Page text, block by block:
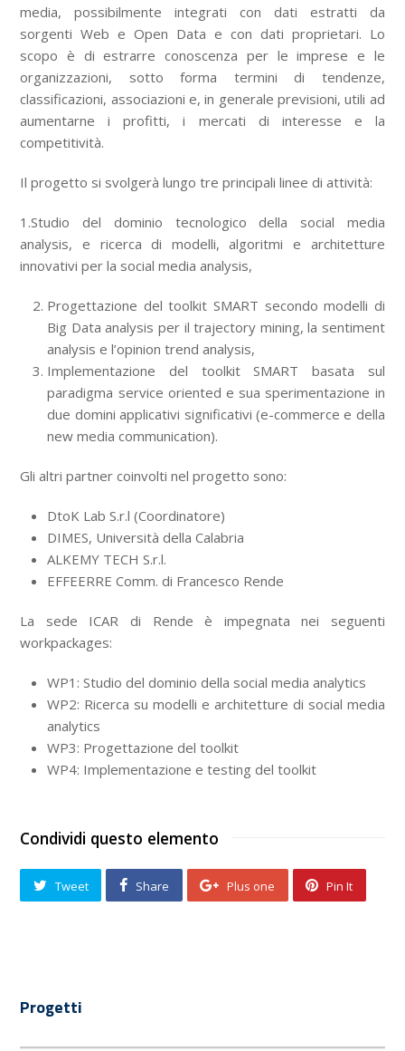
media, possibilmente integrati con dati estratti da
sorgenti Web e Open Data e con dati proprietari. Lo
scopo è di estrarre conoscenza per le imprese e le
organizzazioni, sotto forma termini di tendenze,
classificazioni, associazioni e, in generale previsioni, utili ad
aumentarne i profitti, i mercati di interesse e la
competitività.
Il progetto si svolgerà lungo tre principali linee di attività:
1.Studio del dominio tecnologico della social media
analysis, e ricerca di modelli, algoritmi e architetture
innovativi per la social media analysis,
Progettazione del toolkit SMART secondo modelli di
Big Data analysis per il trajectory mining, la sentiment
analysis e l’opinion trend analysis,
Implementazione del toolkit SMART basata sul
paradigma service oriented e sua sperimentazione in
due domini applicativi significativi (e-commerce e della
new media communication).
Gli altri partner coinvolti nel progetto sono:
DtoK Lab S.r.l (Coordinatore)
DIMES, Università della Calabria
ALKEMY TECH S.r.l.
EFFEERRE Comm. di Francesco Rende
La sede ICAR di Rende è impegnata nei seguenti
workpackages:
WP1: Studio del dominio della social media analytics
WP2: Ricerca su modelli e architetture di social media
analytics
WP3: Progettazione del toolkit
WP4: Implementazione e testing del toolkit
Condividi questo elemento
Tweet Share Plus one Pin It
Progetti